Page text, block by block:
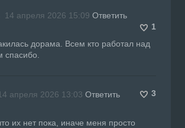
14 апреля 2026 15:09 Ответить
1
дорама. Всем кто работал над
спасибо.
апреля 2026 13:03 Ответить
3
их нет пока, иначе меня просто